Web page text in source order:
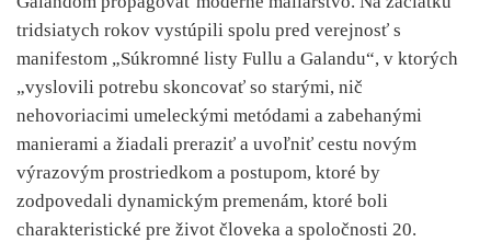
tridsiatych rokov vystúpili spolu pred verejnosť s
manifestom „Súkromné listy Fullu a Galandu“, v ktorých
„vyslovili potrebu skoncovať so starými, nič
nehovoriacimi umeleckými metódami a zabehanými
manierami a žiadali preraziť a uvoľniť cestu novým
výrazovým prostriedkom a postupom, ktoré by
zodpovedali dynamickým premenám, ktoré boli
charakteristické pre život človeka a spoločnosti 20.